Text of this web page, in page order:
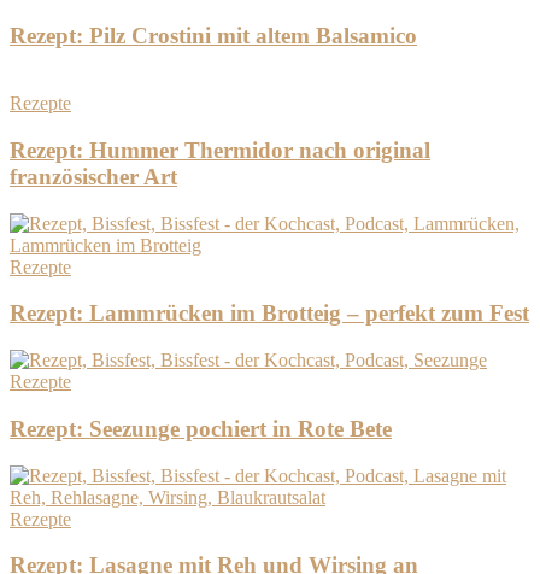
Rezept: Pilz Crostini mit altem Balsamico
Rezepte
Rezept: Hummer Thermidor nach original
französischer Art
Rezepte
Rezept: Lammrücken im Brotteig – perfekt zum Fest
Rezepte
Rezept: Seezunge pochiert in Rote Bete
Rezepte
Rezept: Lasagne mit Reh und Wirsing an